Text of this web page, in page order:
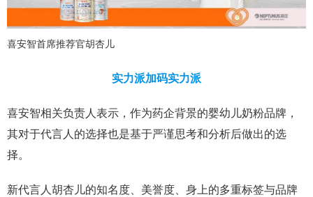
喜安智首席推荐官胡杏儿
实力派加码实力派
喜安智相关负责人表示，作为药企背景的婴幼儿奶粉品牌，
其对于代言人的选择也是基于严谨思考和分析后做出的选
择。
新代言人胡杏儿的知名度、美誉度、身上的多重标签与品牌